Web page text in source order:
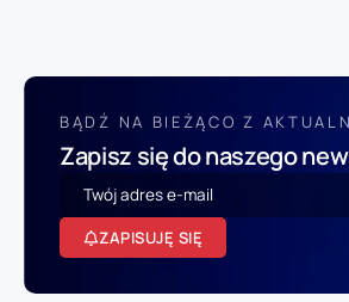
BĄDŹ NA BIEŻĄCO Z
Zapisz się do naszego
ZAPISUJĘ SIĘ